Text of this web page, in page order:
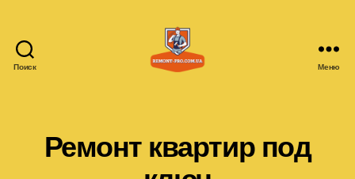
Поиск Меню
Ремонт квартир под